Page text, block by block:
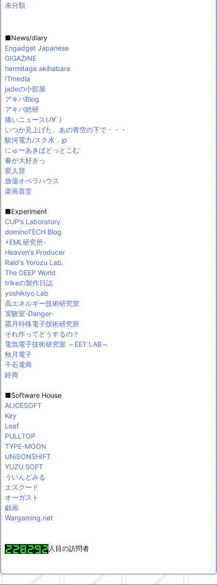
未分類
■News/diary
Engadget Japanese
GIGAZINE
hermitage akihabara
ITmedia
jadeの小部屋
アキバBlog
アキバ総研
痛いニュース(ﾉ∀`)
いつか見上げた、あの青空の下で・・・
駿河電力/スク水．jp
にゅーあきばどっとこむ
春が大好きっ
変人窟
放蕩オペラハウス
楽画喜堂
■Experiment
CUP's Laboratory
dominoTECH Blog
+EML研究所-
Heaven's Producer
Rald's Yorozu Lab.
The DEEP World
trikeの製作日誌
yoshikiyo Lab
高エネルギー技術研究室
実験室-Danger-
霜月特殊電子技術研究所
それ作ってどうするの？
電気電子技術研究室 ～EET LAB～
秋月電子
千石電商
鈴商
■Software House
ALICESOFT
Key
Leaf
PULLTOP
TYPE-MOON
UNiSONSHIFT
YUZU SOFT
ういんどみる
エスクード
オーガスト
戯画
Wargaming.net
人目の訪問者